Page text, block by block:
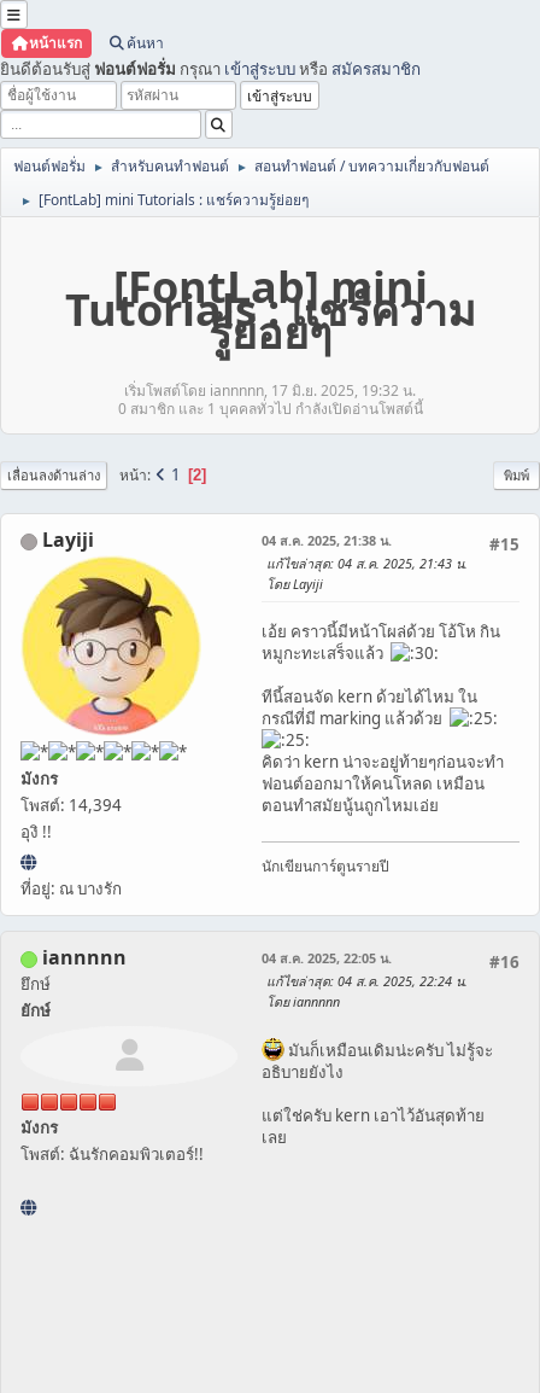
หน้าแรก ค้นหา
ยินดีต้อนรับสู่ ฟอนต์ฟอรั่ม กรุณา เข้าสู่ระบบหรือ สมัครสมาชิก
ฟอนต์ฟอรั่ม ► สำหรับคนทำฟอนต์ ► สอนทำฟอนต์ / บทความเกี่ยวกับฟอนต์
► [FontLab] mini Tutorials : แชร์ความรู้ย่อยๆ
[FontLab] mini
Tutorials : แชร์ความ
รู้ย่อยๆ
เริ่มโพสต์โดย iannnnn, 17 มิ.ย. 2025, 19:32 น.
0 สมาชิก และ 1 บุคคลทั่วไป กำลังเปิดอ่านโพสต์นี้
พิมพ์
เลื่อนลงด้านล่าง หน้า 1 2
Layiji
มังกร
โพสต์: 14,394
อุงิ !!
ที่อยู่: ณ บางรัก
#15
04 ส.ค. 2025, 21:38 น.
แก้ไขล่าสุด: 04 ส.ค. 2025, 21:43 น.
โดย Layiji
เอ้ย คราวนี้มีหน้าโผล่ด้วย โอ้โห กิน
หมูกะทะเสร็จแล้ว
ทีนี้สอนจัด kern ด้วยได้ไหม ใน
กรณีที่มี marking แล้วด้วย
คิดว่า kern น่าจะอยู่ท้ายๆก่อนจะทำ
ฟอนต์ออกมาให้คนโหลด เหมือน
ตอนทำสมัยนู้นถูกไหมเอ่ย
นักเขียนการ์ตูนรายปี
iannnnn
ยึกษ์
ยักษ์
มังกร
โพสต์: ฉันรักคอมพิวเตอร์!!
#16
04 ส.ค. 2025, 22:05 น.
แก้ไขล่าสุด: 04 ส.ค. 2025, 22:24 น.
โดย iannnnn
มันก็เหมือนเดิมน่ะครับ ไม่รู้จะ
อธิบายยังไง
แต่ใช่ครับ kern เอาไว้อันสุดท้าย
เลย